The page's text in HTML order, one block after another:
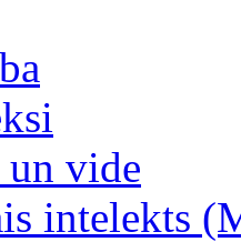
un vide
intelekts